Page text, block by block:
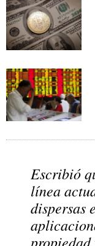
Escribió
línea
dispersas